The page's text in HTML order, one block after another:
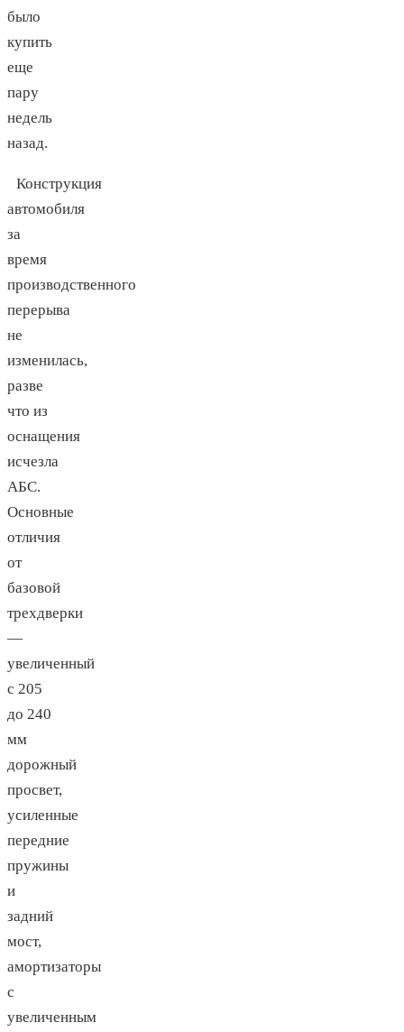
было
купить
еще
пару
недель
назад.
Конструкция
автомобиля
за
время
производственного
перерыва
не
изменилась,
разве
что из
оснащения
исчезла
АБС.
Основные
отличия
от
базовой
трехдверки
—
увеличенный
с 205
до 240
мм
дорожный
просвет,
усиленные
передние
пружины
и
задний
мост,
амортизаторы
с
увеличенным